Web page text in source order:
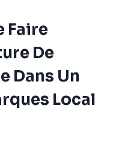
Faire
De
Dans Un
Local